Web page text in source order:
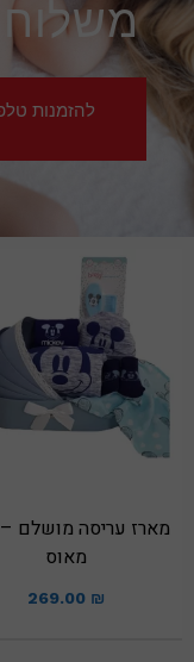
משלוח
מארז עריסה מושלם –
מאוס
269.00 ₪